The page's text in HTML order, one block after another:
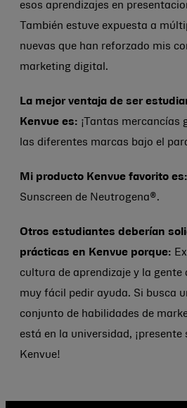
esos aprendizajes en
También estuve expuesta a
nuevas que han reforzado mis
marketing digital.
La mejor ventaja de ser
Kenvue es: ¡Tantas mercancías
las diferentes marcas bajo el
Mi producto Kenvue favorito es:
Sunscreen de Neutrogena®.
Otros estudiantes deberían
prácticas en Kenvue porque:
cultura de aprendizaje y la gente
muy fácil pedir ayuda. Si busca
conjunto de habilidades de
está en la universidad, ¡presente
Kenvue!